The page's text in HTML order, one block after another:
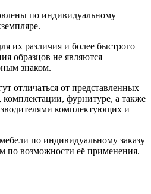
по индивидуальному
их различия и более быстрого
образцов не являются
знаком.
отличаться от представленных
комплектации, фурнитуре, а также
комплектующих и
по индивидуальному заказу
по возможности её применения.